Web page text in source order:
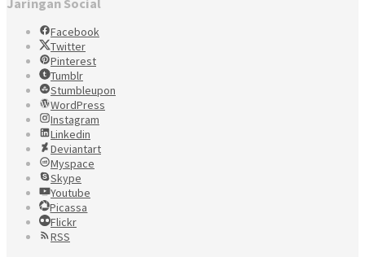
Jaringan Social
Facebook
Twitter
Pinterest
Tumblr
Stumbleupon
WordPress
Instagram
Linkedin
Deviantart
Myspace
Skype
Youtube
Picassa
Flickr
RSS